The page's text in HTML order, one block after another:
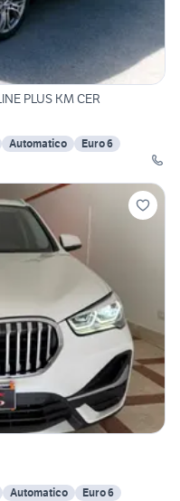
PLUS KM CER
Automatico
Euro 6
Automatico
Euro 6